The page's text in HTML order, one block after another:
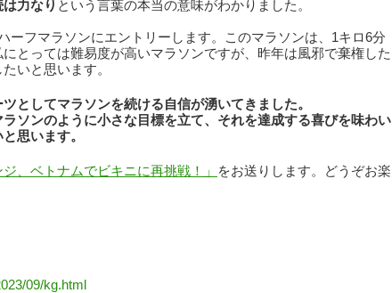
力なり という言葉の本当の意味がわかりました。
ーフマラソンにエントリーします。このマラソンは、1キロ6分
とっては難易度が高いマラソンですが、昨年は風邪で棄権した
いと思います。
としてマラソンを続ける自信が湧いてきました。
ソンのように小さな目標を立て、それを達成する喜びを味わい
思います。
ジ、ベトナムでビキニに再挑戦！」
をお送りします。どうぞお楽
09/kg.html